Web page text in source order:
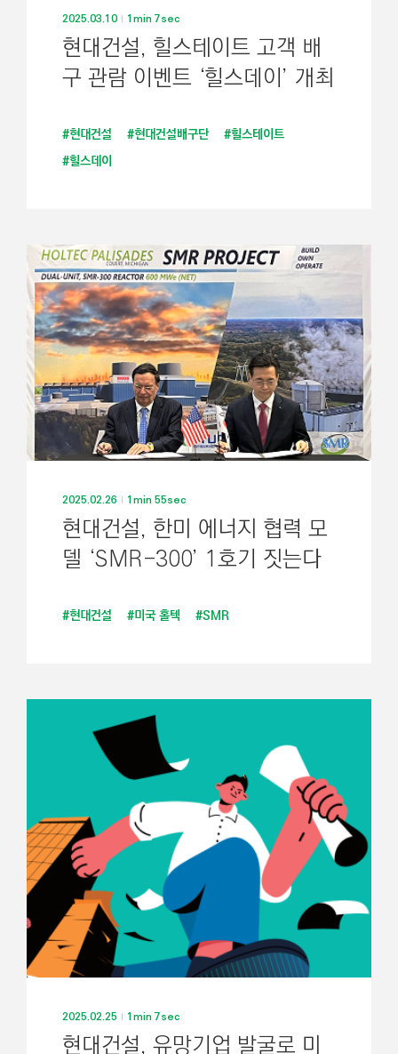
2025.03.10 1min 7sec
현대건설, 힐스테이트 고객 배
구 관람 이벤트 ‘힐스데이’ 개최
#현대건설 #현대건설배구단
#힐스테이트
#힐스데이
2025.02.26 1min 55sec
현대건설, 한미 에너지 협력 모
델 ‘SMR-300’ 1호기 짓는다
#현대건설 #미국 홀텍 #SMR
2025.02.25 1min 7sec
현대건설, 유망기업 발굴로 미